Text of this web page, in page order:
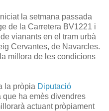
la setmana passada
de la Carretera BV1221 i
vianants en el tram urbà
Cervantes, de Navarcles.
millora de les condicions
la pròpia Diputació
que ha emès divendres
actuant pròpiament